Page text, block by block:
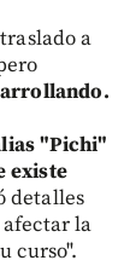
a
"Pichi"
existe
detalles
la
curso".